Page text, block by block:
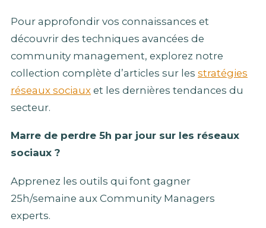
Pour approfondir vos connaissances et
découvrir des techniques avancées de
community management, explorez notre
collection complète d’articles sur les stratégies
réseaux sociaux et les dernières tendances du
secteur.
Marre de perdre 5h par jour sur les réseaux
sociaux ?
Apprenez les outils qui font gagner
25h/semaine aux Community Managers
experts.